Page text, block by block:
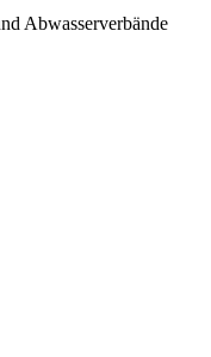
Abwasserverbände